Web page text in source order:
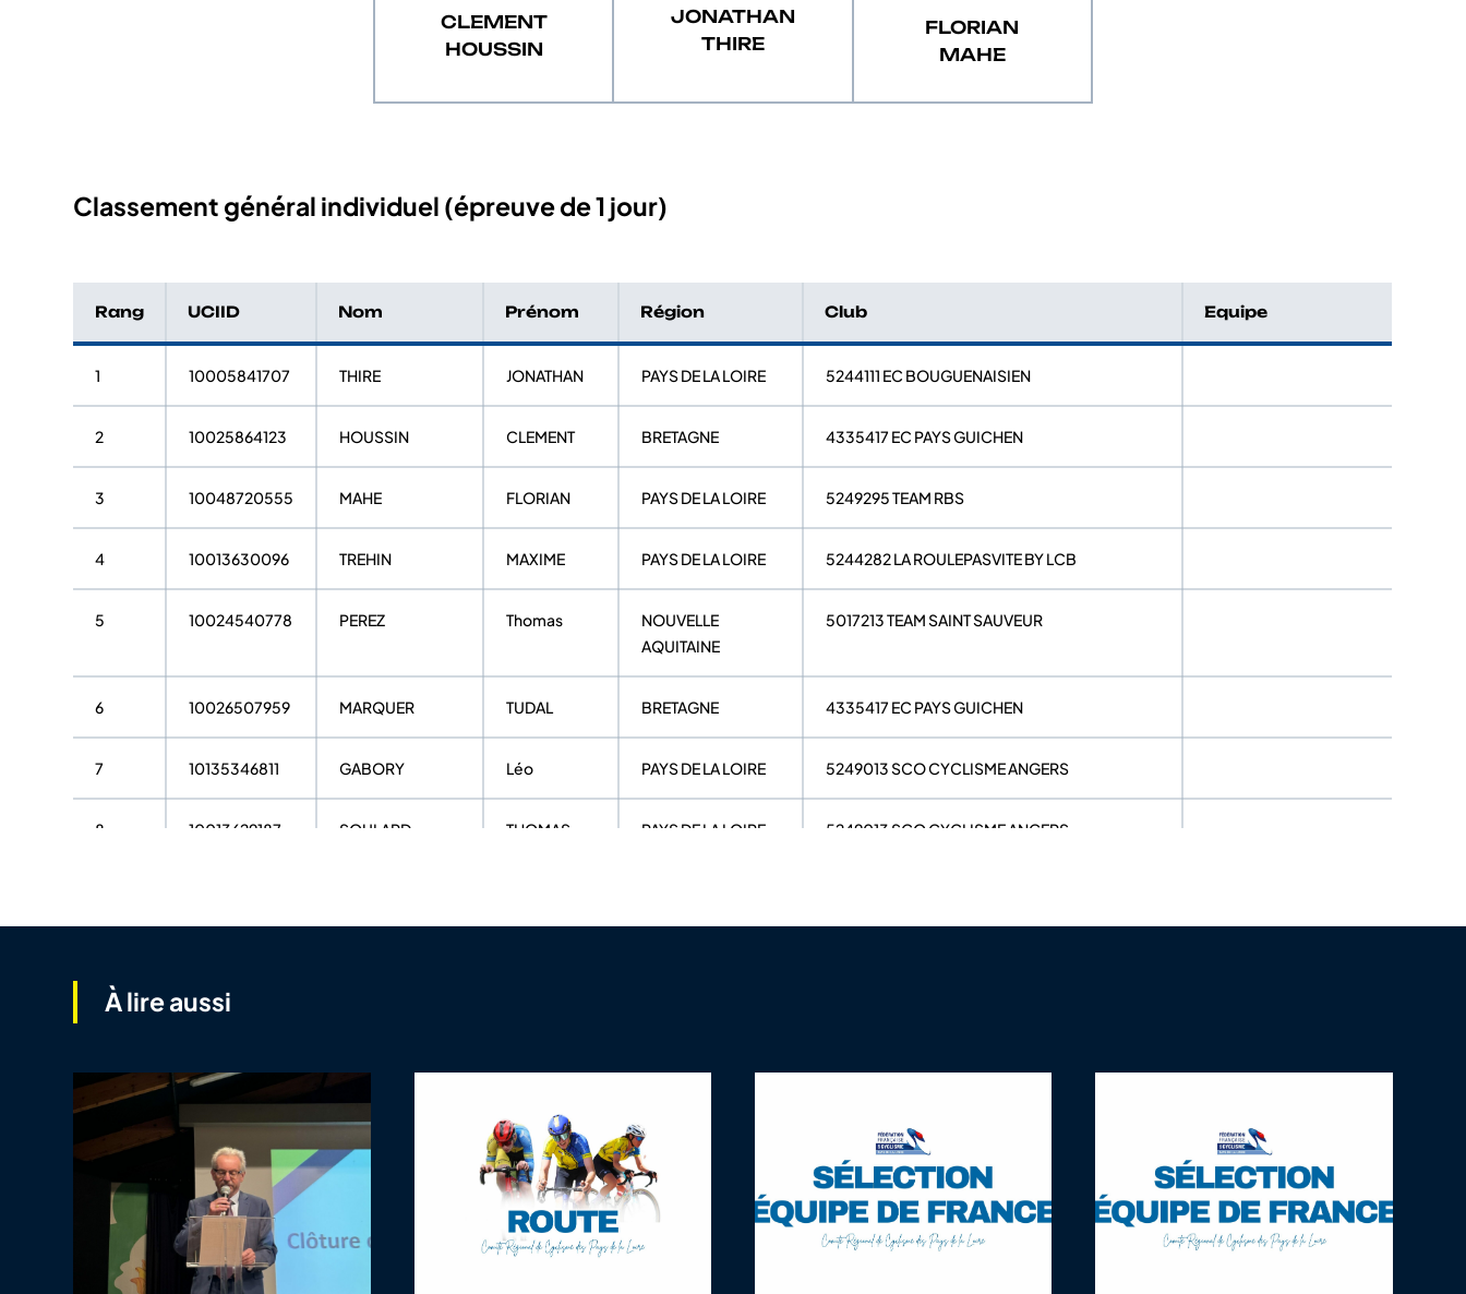
JONATHAN
THIRE
CLEMENT
HOUSSIN
FLORIAN
MAHE
Classement général individuel (épreuve de 1 jour)
Rang UCIID Nom Prénom Région Club Equipe
1 10005841707 THIRE JONATHAN PAYS DE LA LOIRE 5244111 EC BOUGUENAISIEN
2 10025864123 HOUSSIN CLEMENT BRETAGNE 4335417 EC PAYS GUICHEN
3 10048720555 MAHE FLORIAN PAYS DE LA LOIRE 5249295 TEAM RBS
4 10013630096 TREHIN MAXIME PAYS DE LA LOIRE 5244282 LA ROULEPASVITE BY LCB
5 10024540778 PEREZ Thomas
NOUVELLE
AQUITAINE
5017213 TEAM SAINT SAUVEUR
6 10026507959 MARQUER TUDAL BRETAGNE 4335417 EC PAYS GUICHEN
7 10135346811 GABORY Léo PAYS DE LA LOIRE 5249013 SCO CYCLISME ANGERS
8 10013629187 SOULARD THOMAS PAYS DE LA LOIRE 5249013 SCO CYCLISME ANGERS
11 10071244460
12 10026131881 CADIO JULIEN PAYS DE LA LOIRE 5244002 CC CASTELBRIANTAIS
13 10113776233 IONNY PAYS DE LA LOIRE 5244103 AC BREVINOIS
14 10013674152 KILLIAN PAYS DE LA LOIRE
5285313 EQUIPE CYCLISTE BORN'HEURES LA
ROCHE SUR YON
10099928471
À lire aussi